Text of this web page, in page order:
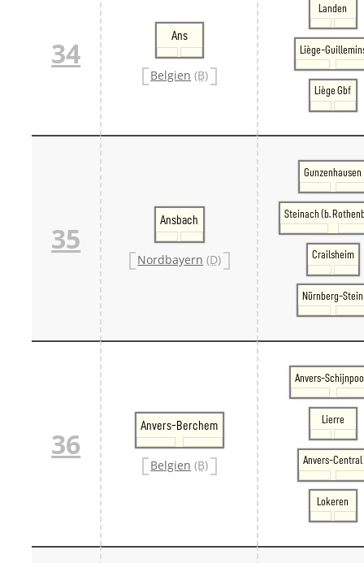
34
Ans
Belgien (B)
Landen
Liège-
Liège Gbf
35
Ansbach
Nordbayern (D)
Gunzenhausen
Steinach (b.
Crailsheim
Nürnberg-Stein
36
Anvers-Berchem
Belgien (B)
Anvers-
Lierre
Anvers-Central
Lokeren